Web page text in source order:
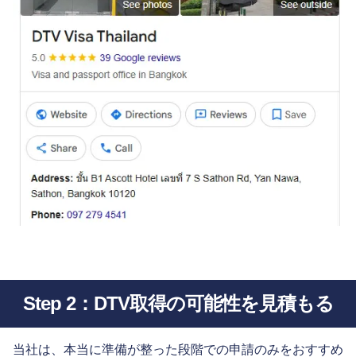
Step 2：DTV取得の可能性を見積もる
当社は、本当に準備が整った段階での申請のみをおすすめ